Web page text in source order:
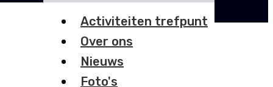
Activiteiten trefpunt
Over ons
Nieuws
Foto's